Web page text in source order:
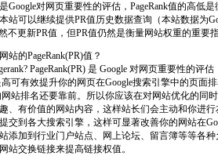
是Google对网页重要性的评估，PageRank值的高
站可以继续提供PR值历史数据查询（本站数据为
不更新PR值，但PR值仍然是衡量网站权重的重要
站的PageRank(PR)值？
PageRank(PR) 是 Google 对网页重要性的评估
可有效提升你的网页在Google搜索引擎中的页面
网站排名还要靠前。所以你应该在对网站优化的同
、有价值的网站内容，这样站长们会主动和你进
交到各大搜索引擎，这样可显著改善你的网站在
添加到行业门户站点、网上论坛、留言簿等等各
站交换链接来提高链接权值。